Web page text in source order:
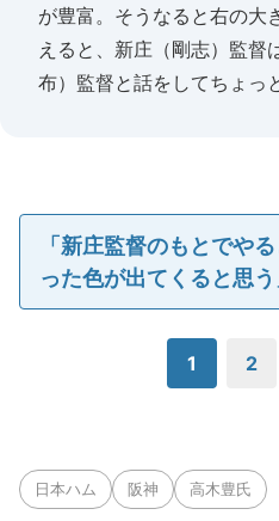
が豊富。そうなると右の大
えると、新庄（剛志）監督
布）監督と話をしてちょっ
「新庄監督のもとでや
った色が出てくると思う
1 2
日本ハム 阪神 高木豊氏